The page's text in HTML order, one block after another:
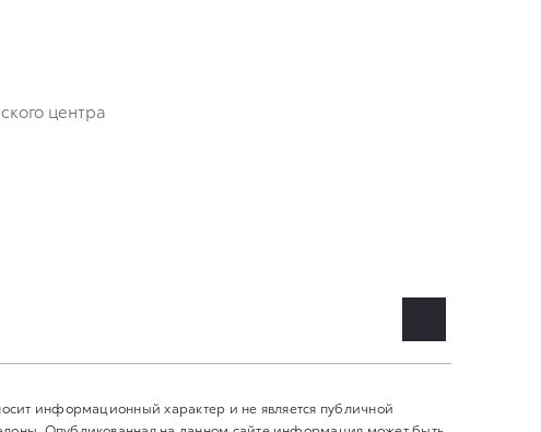
центра
информационный характер и не является публичной